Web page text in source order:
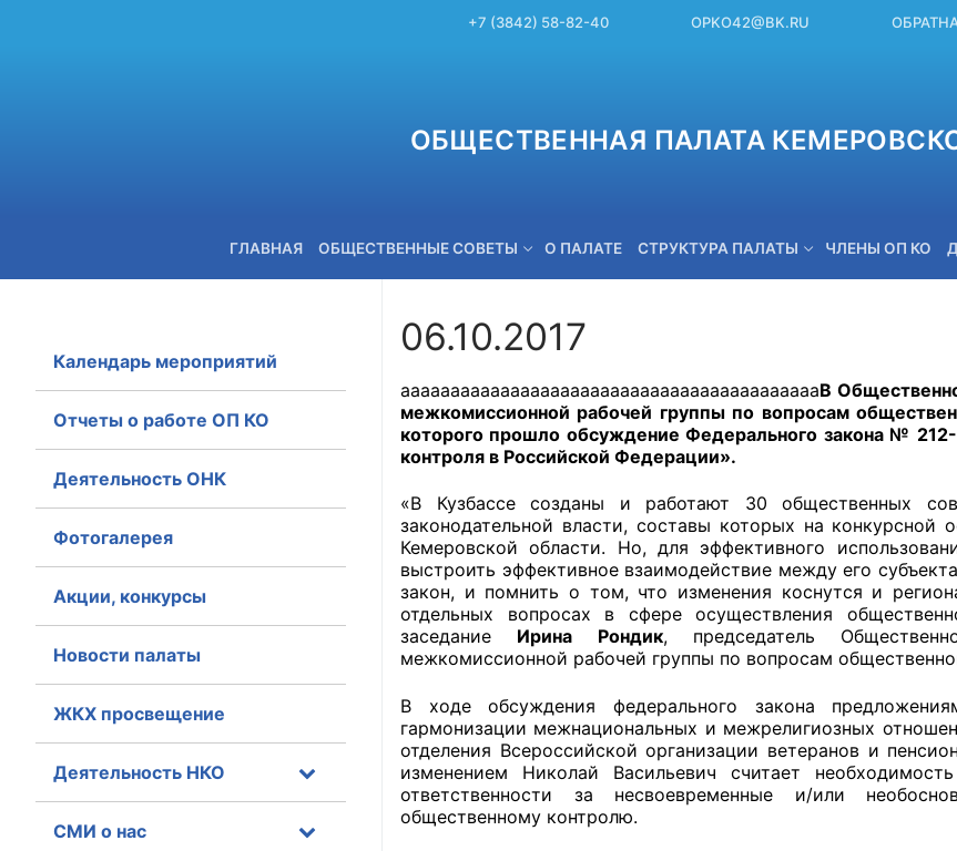
+7 (3842) 58-82-40 OPKO42@BK.RU
ОБЩЕСТВЕННАЯ ПАЛАТА
ГЛАВНАЯ ОБЩЕСТВЕННЫЕ СОВЕТЫ О ПАЛАТЕ СТРУКТУРА ПАЛАТЫ ЧЛЕНЫ ОП КО
+7 (3842) 58-82-40 OPKO42@BK.RU
Главная
Общественные советы
Общественные советы при территориальных органах
исполнительной власти
Общественные советы по проведению независимой оценки
оказания услуг
О Палате
06.10.2017
aaaaaaaaaaaaaaaaaaaaaaaaaaaaaaaaaaaaaaaaaaВ
межкомиссионной рабочей группы по вопросам
которого прошло обсуждение Федерального закона №
контроля в Российской Федерации».
«В Кузбассе созданы и работают 30 общественных
законодательной власти, составы которых на
Кемеровской области. Но, для эффективного
выстроить эффективное взаимодействие между его
закон, и помнить о том, что изменения коснутся и
отдельных вопросах в сфере осуществления
заседание Ирина Рондик, председатель
межкомиссионной рабочей группы по вопросам
В ходе обсуждения федерального закона
гармонизации межнациональных и межрелигиозных
отделения Всероссийской организации ветеранов и
изменением Николай Васильевич считает
ответственности за несвоевременные и/или
общественному контролю.
Календарь мероприятий
Отчеты о работе ОП КО
Деятельность ОНК
Фотогалерея
Акции, конкурсы
Новости палаты
ЖКХ просвещение
Деятельность НКО
СМИ о нас